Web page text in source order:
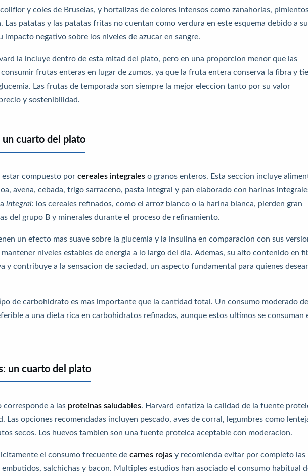
y coles de Bruselas, y hortalizas de colores intensos como zanahorias,
Las patatas y las patatas fritas no cuentan como verdura en este esquema debido a su
negativo sobre los niveles de azucar en sangre.
la incluye dentro de esta mitad del plato, pero en una proporcion menor que las
frutas enteras en lugar de zumos, ya que la fruta entera conserva la fibra y
Las frutas de temporada son siempre la mejor eleccion tanto por su valor
y sostenibilidad.
cuarto del plato
compuesto por cereales integrales o granos enteros. Esta seccion incluye
avena, cebada, trigo sarraceno, pasta integral y pan elaborado con harinas
integral: los cereales refinados, como el arroz blanco o la harina blanca, pierden gran
del grupo B y minerales durante el proceso de refinamiento.
un efecto mas suave sobre la glucemia y la insulina en comparacion con sus
niveles estables de energia a lo largo del dia. Ademas, su alto contenido en
y contribuye a la sensacion de saciedad, un aspecto fundamental para quienes
de carbohidrato es mas importante que la cantidad total. Un consumo moderado de
a una dieta rica en carbohidratos refinados, aunque estos ultimos se consuman
un cuarto del plato
a las proteinas saludables . Harvard enfatiza la calidad de la fuente
Las opciones recomendadas incluyen pescado, aves de corral, legumbres como
secos. Los huevos tambien son una fuente proteica aceptable con moderacion.
el consumo frecuente de carnes rojas y recomienda evitar por completo las
embutidos, salchichas y bacon. Multiples estudios han asociado el consumo habitual